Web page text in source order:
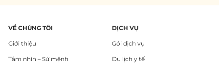
VỀ CHÚNG TÔI
Giới thiệu
Tầm nhìn – Sứ mệnh
DỊCH VỤ
Gói dịch vụ
Du lịch y tế